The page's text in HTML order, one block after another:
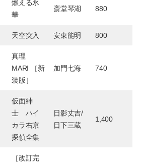
燃える氷
華
斎堂琴湖 880
天空突入 安東能明 800
真理
MARI ［新
装版］
加門七海 740
仮面紳
士 ハイ
カラ右京
探偵全集
日影丈吉/
日下三蔵
1,400
［改訂完